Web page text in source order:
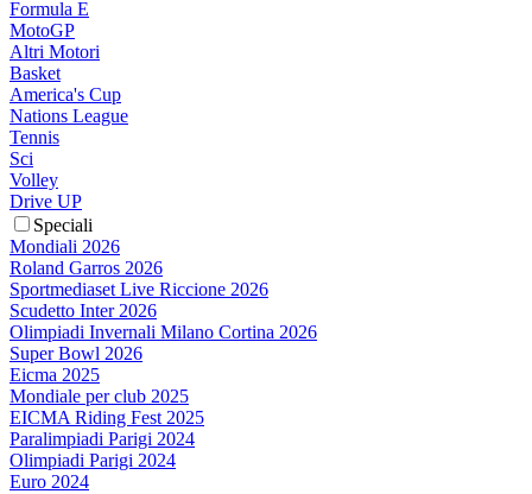
Formula E
MotoGP
Altri Motori
Basket
America's Cup
Nations League
Tennis
Sci
Volley
Drive UP
Speciali
Mondiali 2026
Roland Garros 2026
Sportmediaset Live Riccione 2026
Scudetto Inter 2026
Olimpiadi Invernali Milano Cortina 2026
Super Bowl 2026
Eicma 2025
Mondiale per club 2025
EICMA Riding Fest 2025
Paralimpiadi Parigi 2024
Olimpiadi Parigi 2024
Euro 2024